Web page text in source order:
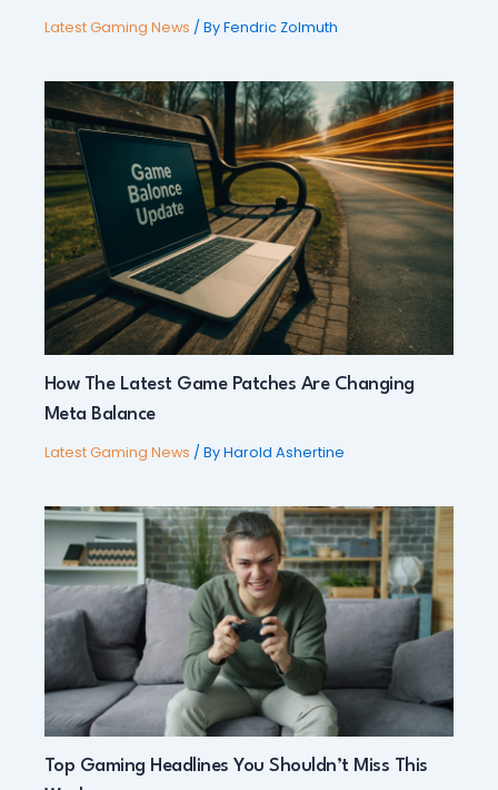
Latest Gaming News / ByFendric Zolmuth
How The Latest Game Patches Are Changing
Meta Balance
Latest Gaming News / ByHarold Ashertine
Top Gaming Headlines You Shouldn’t Miss This